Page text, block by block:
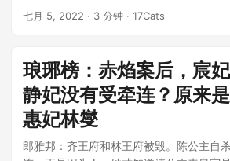
夫踢足球。你还记得功夫足球吗？这...
七月 5, 2022 · 3 分钟 · 17Cats
琅琊榜：赤焰案后，宸
静妃没有受牵连？原来
惠妃林燮
郎雅邦：齐王府和林王府被毁。陈公主自